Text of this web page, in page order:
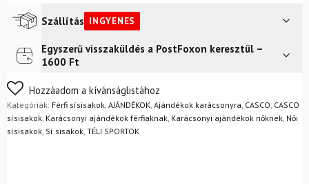
Szállítás INGYENES
Futár a címreIngyenes
FoxPost
Egyszerű visszaküldés a PostFoxon keresztül –
1600 Ft
Nem biztos a választásában? Semmi gond – a terméket
egyszerűen visszaküldheti 14 napon belül, indoklás nélkül.
Mik a visszaküldés feltételei?
Hozzáadom a kívánságlistához
Kategóriák: Férfi sísisakok, AJÁNDÉKOK, Ajándékok karácsonyra, CASCO, CASCO
sísisakok, Karácsonyi ajándékok férfiaknak, Karácsonyi ajándékok nőknek, Női
sísisakok, Sí sisakok, TÉLI SPORTOK